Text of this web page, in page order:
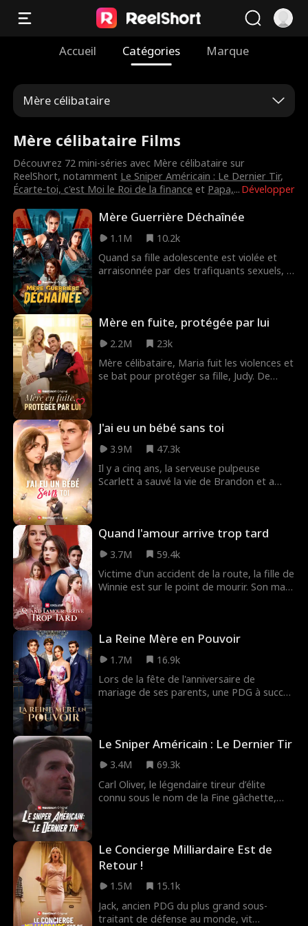
Accueil Catégories Marque
Mère célibataire
Mère célibataire Films
Développer
Découvrez 72 mini-séries avec Mère célibataire sur
ReelShort, notamment Le Sniper Américain : Le Dernier Tir,
Écarte-toi, c'est Moi le Roi de la finance et Papa,...
Mère Guerrière Déchaînée
1.1M
10.2k
Quand sa fille adolescente est violée et
arraisonnée par des trafiquants sexuels, la
restaurant de province pour secourir sa
fille et détruire le cartel Navarro qui s'est
emparé d'elle.
Mère en fuite, protégée par lui
2.2M
23k
Mère célibataire, Maria fuit les violences et
se bat pour protéger sa fille, Judy. De
entre dans sa vie, tout bascule...
J'ai eu un bébé sans toi
3.9M
47.3k
Il y a cinq ans, la serveuse pulpeuse
Scarlett a sauvé la vie de Brandon et a
méconnaissable, et lui est le PDG reclus
qui a sans le savoir engendré sa fille.
Quand l'amour arrive trop tard
3.7M
59.4k
Victime d'un accident de la route, la fille de
Winnie est sur le point de mourir. Son mari
cherche à obtenir justice pour sa fille
disparue, mais doit faire face au
harcèlement incessant de Monica et à la
défiance de son mari.
La Reine Mère en Pouvoir
1.7M
16.9k
Lors de la fête de l'anniversaire de
mariage de ses parents, une PDG à succès
la table !
Le Sniper Américain : Le Dernier Tir
3.4M
69.3k
Carl Oliver, le légendaire tireur d’élite
connu sous le nom de la Fine gâchette,
identité, il travaille depuis dans un stand
de tir anodin. Il y subit les humiliations
tir, qui n'a aucune idée sur sa vraie
personne. Lorsque le stand de tir fait face
à une attaque hostile, les instincts de Carl
Le Concierge Milliardaire Est de
Retour !
1.5M
15.1k
Jack, ancien PDG du plus grand sous-
traitant de défense au monde, vit